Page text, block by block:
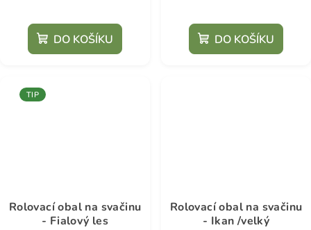
hodnocení
produktu
je
DO KOŠÍKU DO KOŠÍKU
TIP
Rolovací obal na svačinu
- Fialový les
Rolovací obal na svačinu
- Ikan /velký